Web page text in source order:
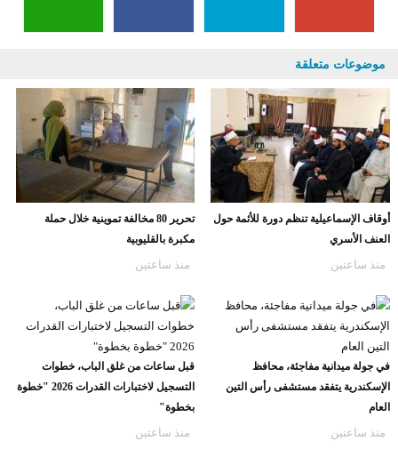
موضوعات متعلقة
أوقاف الإسماعيلية تنظم دورة للأئمة حول
العنف الأسري
منذ ساعتين
تحرير 80 مخالفة تموينية خلال حملة
مكبرة بالقليوبية
منذ ساعتين
في جولة ميدانية مفاجئة، محافظ
الإسكندرية يتفقد مستشفى رأس التين
العام
منذ ساعتين
قبل ساعات من غلق الباب، خطوات
التسجيل لاختبارات القدرات 2026 "خطوة
بخطوة"
منذ ساعتين